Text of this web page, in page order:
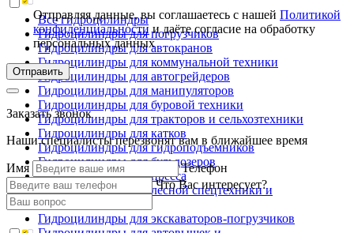
Все гидроцилиндры
Гидроцилиндры для погрузчиков
Гидроцилиндры для автокранов
Гидроцилиндры для коммунальной техники
Гидроцилиндры для автогрейдеров
Гидроцилиндры для манипуляторов
Гидроцилиндры для буровой техники
Гидроцилиндры для тракторов и сельхозтехники
Гидроцилиндры для катков
Гидроцилиндры для гидроподъемников
Гидроцилиндры для бульдозеров
Гидроцилиндры для пресса
Гидроцилиндры для лесной спецтехники и
металловозов
Гидроцилиндры для экскаваторов-погрузчиков
Отправляя данные, вы соглашаетесь с нашейПолитикой
конфиденциальностии даёте согласие на обработку
персональных данных
Отправить
Заказать звонок
Наши специалисты перезвонят вам в ближайшее время
Имя
Телефон
Что Вас интересует?